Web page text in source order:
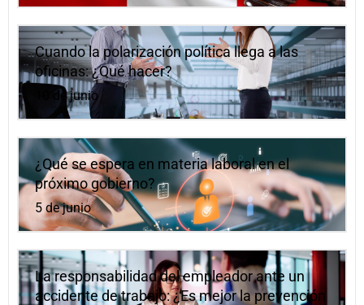
Cuando la polarización política llega a las
oficinas: ¿Qué hacer?
10 de junio
¿Qué se espera en materia laboral en el
próximo gobierno?
5 de junio
La responsabilidad del empleador ante un
accidente de trabajo: ¿Es mejor la prevención